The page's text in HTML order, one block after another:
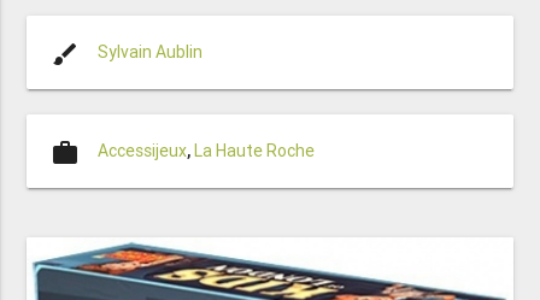
brush Sylvain Aublin
work Accessijeux,La Haute Roche